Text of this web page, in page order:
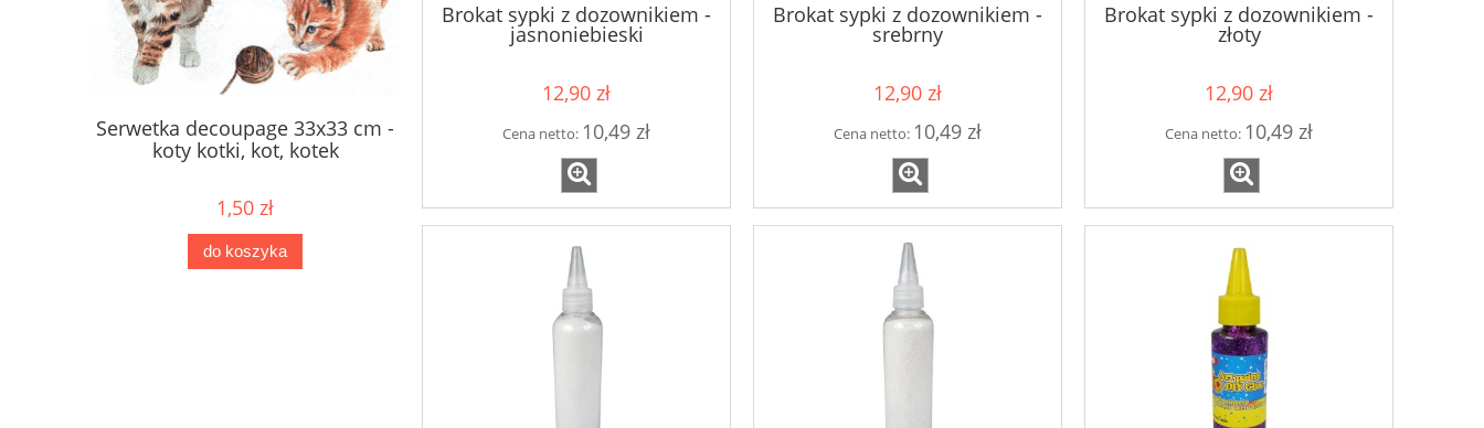
Serwetka decoupage 33x33 cm -
koty kotki, kot, kotek
1,50 zł
do koszyka
Scrapki papierowe zielone
perłowe liście, listki - 10 sztuk
5,90 zł
do koszyka
Brokat sypki z dozownikiem -
jasnoniebieski
12,90 zł
Cena netto: 10,49 zł
Brokat sypki z dozownikiem -
srebrny
12,90 zł
Cena netto: 10,49 zł
Brokat sypki z dozownikiem -
złoty
12,90 zł
Cena netto: 10,49 zł